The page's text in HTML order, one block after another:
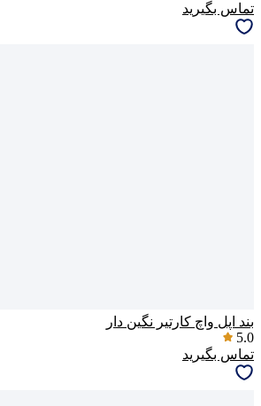
تماس بگیرید
بند اپل واچ کارتیر نگین دار
5.0
تماس بگیرید